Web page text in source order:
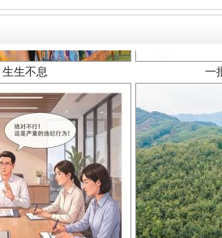
的免责幌子